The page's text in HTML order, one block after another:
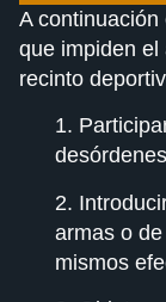
A
que impiden el
recinto
1.
2.
armas o
mismos